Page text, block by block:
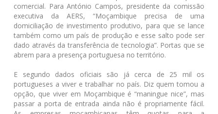
comercial. Para António Campos, presidente da comissão
executiva da AERS, “Moçambique precisa de uma
domiciliação de investimento produtivo, para que se lance
também como um país de produção e esse salto pode ser
dado através da transferência de tecnologia”. Portas que se
abrem para a presença portuguesa no território.
E segundo dados oficiais são já cerca de 25 mil os
portugueses a viver e trabalhar no país. Diz quem tomou a
opção, que viver em Moçambique é “maningue nice”, mas
passar a porta de entrada ainda não é propriamente fácil.